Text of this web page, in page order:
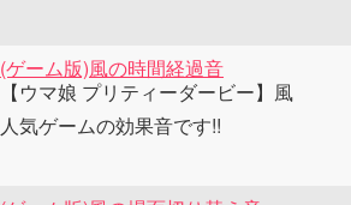
(ゲーム版)風の時間経過音
【ウマ娘 プリティーダービー】風
人気ゲームの効果音です!!